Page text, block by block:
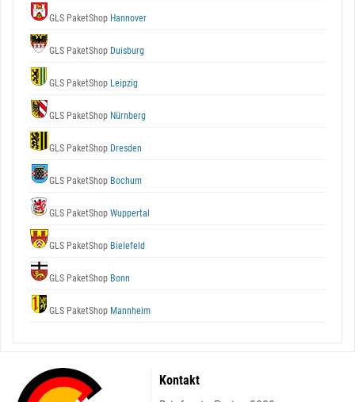
GLS PaketShop Hannover
GLS PaketShop Duisburg
GLS PaketShop Leipzig
GLS PaketShop Nürnberg
GLS PaketShop Dresden
GLS PaketShop Bochum
GLS PaketShop Wuppertal
GLS PaketShop Bielefeld
GLS PaketShop Bonn
GLS PaketShop Mannheim
Kontakt